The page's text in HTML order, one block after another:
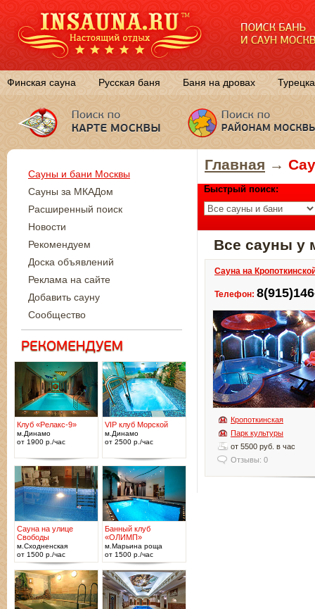
Финская сауна Русская баня Баня на дровах
Главная →
Быстрый поиск:
Все сауны у
Сауна на
Телефон:
Кропоткинская
Парк культуры
от 5500 руб. в час
Отзывы: 0
Сауны и бани Москвы
Сауны за МКАДом
Расширенный поиск
Новости
Рекомендуем
Доска объявлений
Реклама на сайте
Добавить сауну
Сообщество
Клуб «Релакс-9»
м.Динамо
от 1900 р./час
VIP клуб Морской
м.Динамо
от 2500 р./час
Сауна на улице
Свободы
м.Сходненская
от 1500 р./час
Банный клуб
«ОЛИМП»
м.Марьина роща
от 1500 р./час